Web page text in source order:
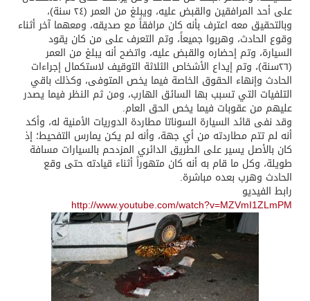
على أحد المرافقين والقبض عليه، ويبلغ من العمر (٢٤ سنة)،
وبالتحقيق معه اعترف بأنه كان مرافقاً مع صديقه، ومعهما آخر أثناء
وقوع الحادث، وهربوا جميعاً، وتم التعرف على من كان يقود
السيارة، وتم إحضاره والقبض عليه، واتضح أنه يبلغ من العمر
(٢٦سنة)، وتم إيداع الأشخاص الثلاثة التوقيف لاستكمال إجراءات
الحادث وإنهاء الحقوق الخاصة فيما يخص المتوفى، وكذلك باقي
التلفيات التي تسبب بها السائق الهارب، ومن ثم النظر فيما يصدر
عليهم من عقوبات فيما يخص الحق العام.
وقد نفى قائد السيارة السوناتا مطاردة الدوريات الأمنية له، وأكد
أنه لم تتم مطاردته من أي جهة، وأنه لم يكن يمارس التفحيط؛ إذ
كان بالأصل يسير على الطريق الدائري المزدحم بالسيارات مسافة
طويلة، وكل ما قام به أنه كان متهوراً أثناء قيادته حتى وقع
الحادث وهرب بعده مباشرة.
رابط الفيديو
http://www.youtube.com/watch?v=MZVmI1ZLmPM